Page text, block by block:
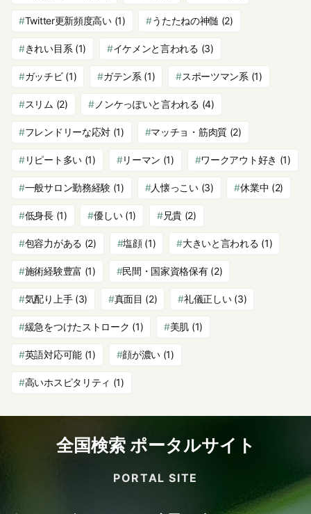
Twitter更新頻度高い(1) うたたねの神髄 (2)
きれい目系 (1) イケメンと言われる (3)
ガッチビ(1) ガテン系 (1) スポーツマン系 (1)
スリム (2) ノンケっぽいと言われる (4)
フレンドリーな応対 (1) マッチョ・筋肉質(2)
リピート多い(1) リーマン (1) ワークアウト好き (1)
一般サロン勤務経験 (1) 人懐っこい(3) 休業中 (2)
低身長(1) 優しい(1) 兄貴(2)
包容力がある (2) 塩顔(1) 大きいと言われる (1)
施術経験豊富 (1) 民間・国家資格保有(2)
気配り上手(3) 真面目 (2) 礼儀正しい(3)
緩急をつけたストローク (1) 美肌 (1)
英語対応可能(1) 顔が濃い (1)
高いホスピタリティ (1)
全国検索 ポータルサイト
PORTAL SITE